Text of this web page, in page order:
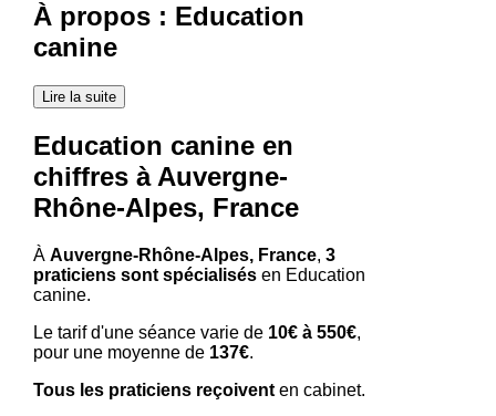
À propos : Education
canine
Lire la suite
Education canine en
chiffres à Auvergne-
Rhône-Alpes, France
À Auvergne-Rhône-Alpes, France, 3
praticiens sont spécialisésen Education
canine.
Le tarif d'une séance varie de 10€ à 550€,
pour une moyenne de 137€.
Tous les praticiens reçoiventen cabinet.